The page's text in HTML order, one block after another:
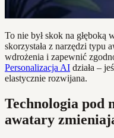
To nie był skok na głęboką
skorzystała z narzędzi typu
wdrożenia i zapewnić
Personalizacja AI działa –
elastycznie rozwijana.
Technologia pod
awatary